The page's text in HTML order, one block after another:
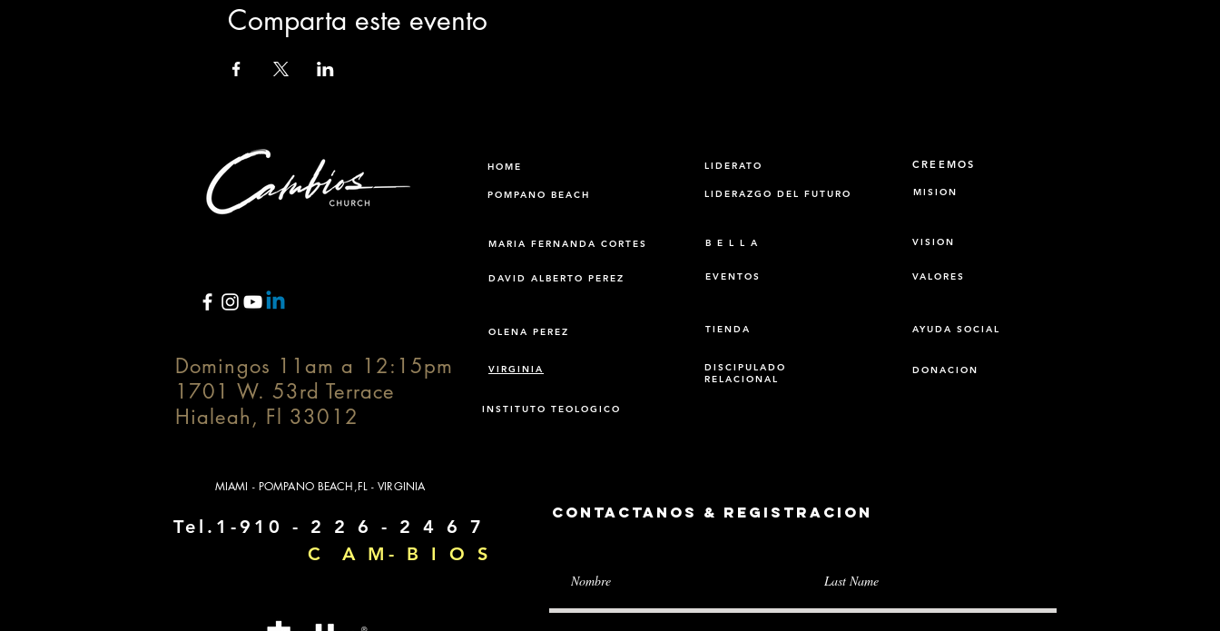
Comparta este evento
HOME
POMPANO BEACH
MARIA FERNANDA CORTES
DAVID ALBERTO PEREZ
LIDERATO
LIDERAZGO DEL FUTURO
B E L L A
EVENTOS
CREEMOS
MISION
VISION
VALORES
OLENA PEREZ
VIRGINIA
INSTITUTO TEOLOGICO
Domingos 11am a 12:15pm
1701 W. 53rd Terrace
Hialeah, Fl 33012
TIENDA
DISCIPULADO
RELACIONAL
AYUDA SOCIAL
DONACION
MIAMI - POMPANO BEACH,FL - VIRGINIA
Tel.1-910 - 2 2 6 - 2 4 6 7
C A M- B I O S
Contactanos & Registracion